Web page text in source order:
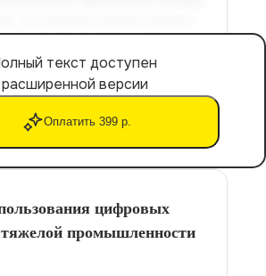
Полный текст доступен
в расширенной версии
Оплатить 399 р.
цифровых
промышленности